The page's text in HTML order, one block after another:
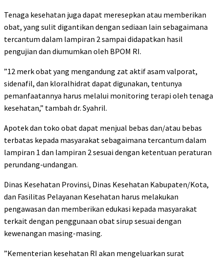
Tenaga kesehatan juga dapat meresepkan atau memberikan
obat, yang sulit digantikan dengan sediaan lain sebagaimana
tercantum dalam lampiran 2 sampai didapatkan hasil
pengujian dan diumumkan oleh BPOM RI.
”12 merk obat yang mengandung zat aktif asam valporat,
sidenafil, dan kloralhidrat dapat digunakan, tentunya
pemanfaatannya harus melalui monitoring terapi oleh tenaga
kesehatan,” tambah dr. Syahril.
Apotek dan toko obat dapat menjual bebas dan/atau bebas
terbatas kepada masyarakat sebagaimana tercantum dalam
lampiran 1 dan lampiran 2 sesuai dengan ketentuan peraturan
perundang-undangan.
Dinas Kesehatan Provinsi, Dinas Kesehatan Kabupaten/Kota,
dan Fasilitas Pelayanan Kesehatan harus melakukan
pengawasan dan memberikan edukasi kepada masyarakat
terkait dengan penggunaan obat sirup sesuai dengan
kewenangan masing-masing.
”Kementerian kesehatan RI akan mengeluarkan surat